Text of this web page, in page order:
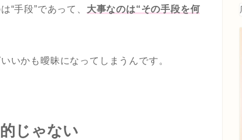
“手段”であって、 大事なのは“その手段を何
いかも曖昧になってしまうんです。
じゃない